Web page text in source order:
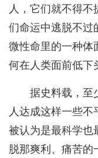
人，它们就不得不
们命运中逃脱不过
微性命里的一种体
何在人类面前低下
据史料载，至
人达成这样一些
被认为是最科学也
脱那爽利、痛苦的